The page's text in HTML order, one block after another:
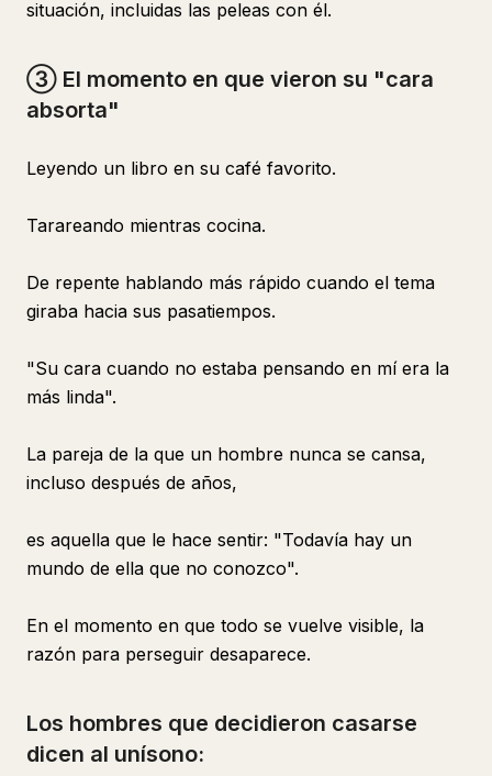
situación, incluidas las peleas con él.
③ El momento en que vieron su "cara
absorta"
Leyendo un libro en su café favorito.
Tarareando mientras cocina.
De repente hablando más rápido cuando el tema
giraba hacia sus pasatiempos.
"Su cara cuando no estaba pensando en mí era la
más linda".
La pareja de la que un hombre nunca se cansa,
incluso después de años,
es aquella que le hace sentir: "Todavía hay un
mundo de ella que no conozco".
En el momento en que todo se vuelve visible, la
razón para perseguir desaparece.
Los hombres que decidieron casarse
dicen al unísono: